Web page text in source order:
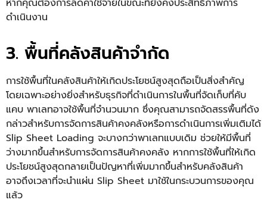
หากคุณต้องการลดค่าใช้จ่ายในขณะที่ยังคงประสิทธิภาพการ
ดำเนินงาน
3. พื้นที่คลังสินค้าจำกัด
การใช้พื้นที่ในคลังสินค้าให้เกิดประโยชน์สูงสุดถือเป็นสิ่งสำคัญ
โดยเฉพาะอย่างยิ่งสำหรับธุรกิจที่ดำเนินการในพื้นที่จัดเก็บที่คับ
แคบ พาเลทอาจใช้พื้นที่จำนวนมาก ซึ่งคุณสามารถจัดสรรพื้นที่ดัง
กล่าวสำหรับการจัดการสินค้าคงคลังหรือการดำเนินการเพิ่มเติมได้
Slip Sheet Loading จะบางกว่าพาเลทแบบเดิม ช่วยให้มีพื้นที่
ว่างมากขึ้นสำหรับการจัดการสินค้าคงคลัง หากการใช้พื้นที่ให้เกิด
ประโยชน์สูงสุดกลายเป็นปัญหาที่เพิ่มมากขึ้นสำหรับคลังสินค้า
อาจถึงเวลาที่จะนำแผ่น Slip Sheet มาใช้ในกระบวนการของคุณ
แล้ว